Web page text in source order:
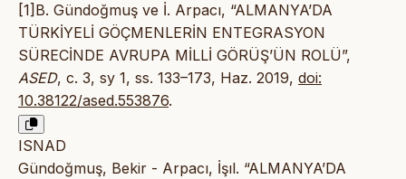
[1]B. Gündoğmuş ve İ. Arpacı, “ALMANYA’DA
TÜRKİYELİ GÖÇMENLERİN ENTEGRASYON
SÜRECİNDE AVRUPA MİLLİ GÖRÜŞ’ÜN ROLÜ”,
ASED, c. 3, sy 1, ss. 133–173, Haz. 2019, doi:
10.38122/ased.553876.
ISNAD
Gündoğmuş, Bekir - Arpacı, İşıl. “ALMANYA’DA